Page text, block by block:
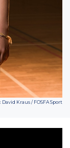
David Kraus / FOSFA Sport